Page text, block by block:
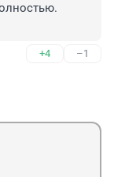
+4 –1